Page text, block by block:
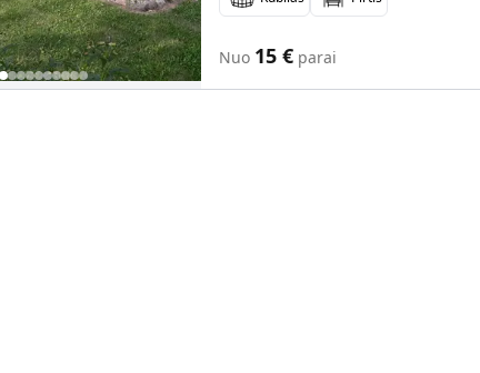
Nuo 15€ parai